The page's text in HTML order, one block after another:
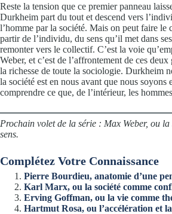
Reste la tension que ce premier panneau
Durkheim part du tout et descend vers
l’homme par la société. Mais on peut faire le
partir de l’individu, du sens qu’il met dans
remonter vers le collectif. C’est la voie
Weber, et c’est de l’affrontement de ces deux
la richesse de toute la sociologie. Durkheim
la société est en nous avant que nous soyons
comprendre ce que, de l’intérieur, les
Prochain volet de la série : Max Weber, ou
sens.
Complétez Votre Connaissance
Pierre Bourdieu, anatomie d’une
Karl Marx, ou la société comme
Erving Goffman, ou la vie comme
Hartmut Rosa, ou l’accélération et